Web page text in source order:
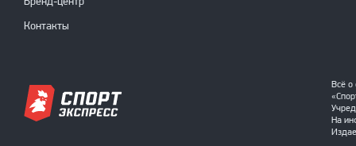
Контакты
Всё о
На